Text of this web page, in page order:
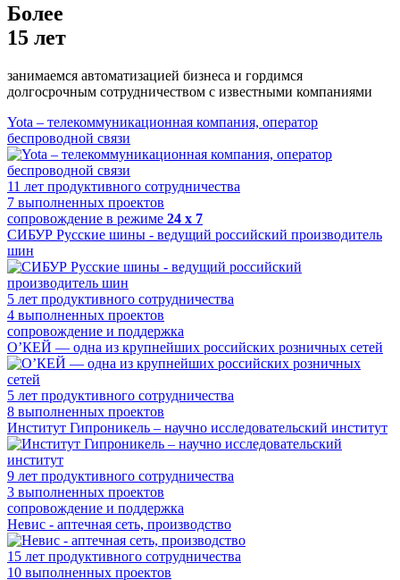
Более
15 лет
занимаемся автоматизацией бизнеса и гордимся
долгосрочным сотрудничеством с известными компаниями
Yota – телекоммуникационная компания, оператор
беспроводной связи
11 лет продуктивного сотрудничества
7 выполненных проектов
сопровождение в режиме 24 x 7
СИБУР Русские шины - ведущий российский производитель
шин
5 лет продуктивного сотрудничества
4 выполненных проектов
сопровождение и поддержка
О’КЕЙ — одна из крупнейших российских розничных сетей
5 лет продуктивного сотрудничества
8 выполненных проектов
Институт Гипроникель – научно исследовательский институт
9 лет продуктивного сотрудничества
3 выполненных проектов
сопровождение и поддержка
Невис - аптечная сеть, производство
15 лет продуктивного сотрудничества
10 выполненных проектов